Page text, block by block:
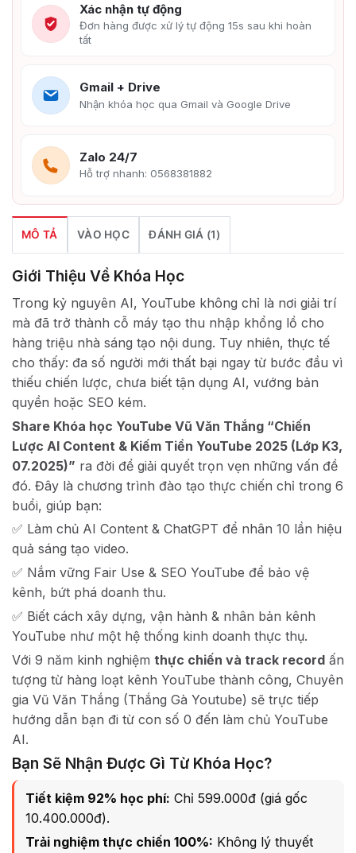
Xác nhận tự động
Đơn hàng được xử lý tự động 15s sau khi hoàn
tất
Gmail + Drive
Nhận khóa học qua Gmail và Google Drive
Zalo 24/7
Hỗ trợ nhanh: 0568381882
MÔ TẢ VÀO HỌC ĐÁNH GIÁ (1)
Giới Thiệu Về Khóa Học
Trong kỷ nguyên AI, YouTube không chỉ là nơi giải trí
mà đã trở thành cỗ máy tạo thu nhập khổng lồ cho
hàng triệu nhà sáng tạo nội dung. Tuy nhiên, thực tế
cho thấy: đa số người mới thất bại ngay từ bước đầu vì
thiếu chiến lược, chưa biết tận dụng AI, vướng bản
quyền hoặc SEO kém.
Share Khóa học YouTube Vũ Văn Thắng “Chiến
Lược AI Content & Kiếm Tiền YouTube 2025 (Lớp K3,
07.2025)” ra đời để giải quyết trọn vẹn những vấn đề
đó. Đây là chương trình đào tạo thực chiến chỉ trong 6
buổi, giúp bạn:
✅ Làm chủ AI Content & ChatGPT để nhân 10 lần hiệu
quả sáng tạo video.
✅ Nắm vững Fair Use & SEO YouTube để bảo vệ
kênh, bứt phá doanh thu.
✅ Biết cách xây dựng, vận hành & nhân bản kênh
YouTube như một hệ thống kinh doanh thực thụ.
Với 9 năm kinh nghiệm thực chiến và track record ấn
tượng từ hàng loạt kênh YouTube thành công, Chuyên
gia Vũ Văn Thắng (Thắng Gà Youtube) sẽ trực tiếp
hướng dẫn bạn đi từ con số 0 đến làm chủ YouTube
AI.
Bạn Sẽ Nhận Được Gì Từ Khóa Học?
Tiết kiệm 92% học phí: Chỉ 599.000đ (giá gốc
10.400.000đ).
Trải nghiệm thực chiến 100%: Không lý thuyết